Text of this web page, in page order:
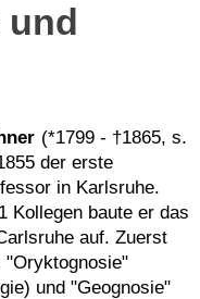
und
(*1799 - †1865, s.
der erste
in Karlsruhe.
Kollegen baute er das
auf. Zuerst
"Oryktognosie"
und "Geognosie"